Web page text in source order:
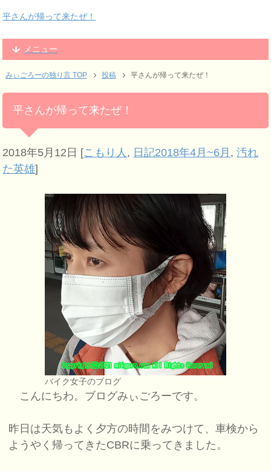
平さんが帰って来たぜ！
メニュー
みぃごろーの独り言 TOP 投稿 平さんが帰って来たぜ！
平さんが帰って来たぜ！
2018年5月12日 [こもり人 , 日記2018年4月~6月 ,汚れ
た英雄]
バイク女子のブログ
こんにちわ。ブログみぃごろーです。
昨日は天気もよく夕方の時間をみつけて、車検から
ようやく帰ってきたCBRに乗ってきました。